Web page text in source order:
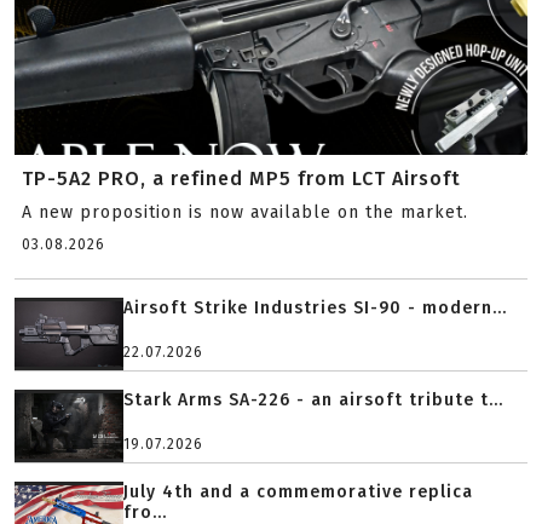
TP-5A2 PRO, a refined MP5 from LCT Airsoft
A new proposition is now available on the market.
03.08.2026
Airsoft Strike Industries SI-90 - modern...
22.07.2026
Stark Arms SA-226 - an airsoft tribute t...
19.07.2026
July 4th and a commemorative replica
fro...